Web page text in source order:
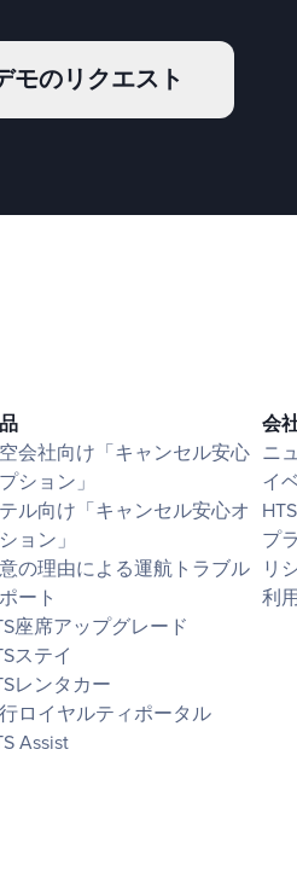
モのリクエスト
会社向け「キャンセル安心
ション」
ル向け「キャンセル安心オ
ョン」
の理由による運航トラブル
ート
座席アップグレード
ステイ
レンタカー
ロイヤルティポータル
Assist
会
ニ
イ
プ
リ
利